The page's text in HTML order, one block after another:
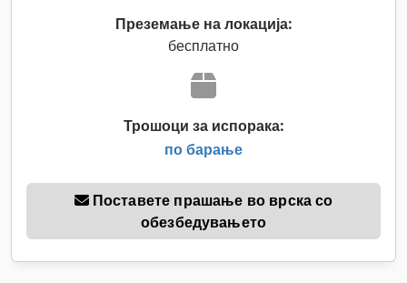
Преземање на локација:
бесплатно
Трошоци за испорака:
по барање
Поставете прашање во врска со
обезбедувањето